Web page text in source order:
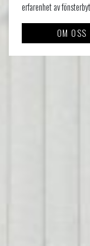
erfarenhet av
OM OSS